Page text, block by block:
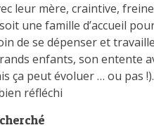
leur mère, craintive,
une famille d’accueil
de se dépenser et
enfants, son entente
ça peut évoluer … ou pas
réfléchi